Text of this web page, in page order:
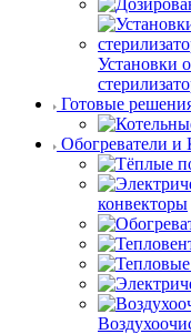
Установки
Готовые
Обогреватели и
конвекторы